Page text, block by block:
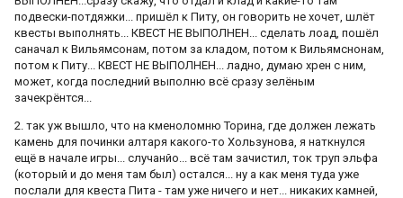
подвески-потдяжки... пришёл к Питу, он говорить не хочет, шлёт
квесты выполнять... КВЕСТ НЕ ВЫПОЛНЕН... сделать лоад, пошёл
саначал к Вильямсонам, потом за кладом, потом к Вильямснонам,
потом к Питу... КВЕСТ НЕ ВЫПОЛНЕН... ладно, думаю хрен с ним,
может, когда последний выполню всё сразу зелёным
зачекрёнтся...
2. так уж вышло, что на кменоломню Торина, где должен лежать
камень для починки алтаря какого-то Хользунова, я наткнулся
ещё в начале игры... случанйо... всё там зачистил, ток труп эльфа
(который и до меня там был) остался... ну а как меня туда уже
послали для квеста Пита - там уже ничего и нет... никаких камней,